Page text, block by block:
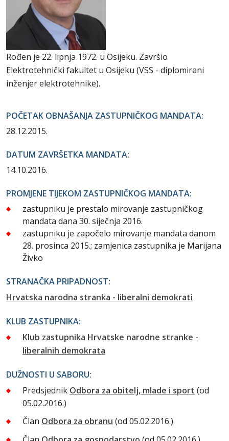
Rođen je 22. lipnja 1972. u Osijeku. Završio
Elektrotehnički fakultet u Osijeku (VSS - diplomirani
inženjer elektrotehnike).
POČETAK OBNAŠANJA ZASTUPNIČKOG MANDATA:
28.12.2015.
DATUM ZAVRŠETKA MANDATA:
14.10.2016.
PROMJENE TIJEKOM ZASTUPNIČKOG MANDATA:
zastupniku je prestalo mirovanje zastupničkog
mandata dana 30. siječnja 2016.
zastupniku je započelo mirovanje mandata danom
28. prosinca 2015.; zamjenica zastupnika je Marijana
Živko
STRANAČKA PRIPADNOST:
Hrvatska narodna stranka - liberalni demokrati
KLUB ZASTUPNIKA:
Klub zastupnika Hrvatske narodne stranke -
liberalnih demokrata
DUŽNOSTI U SABORU:
Predsjednik Odbora za obitelj, mlade i sport (od
05.02.2016.)
Član Odbora za obranu (od 05.02.2016.)